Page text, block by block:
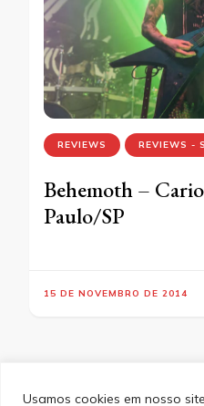
Usamos cookies em nosso
REVIEWS REVIEWS -
Behemoth –
Paulo/SP
15 DE NOVEMBRO DE 2014